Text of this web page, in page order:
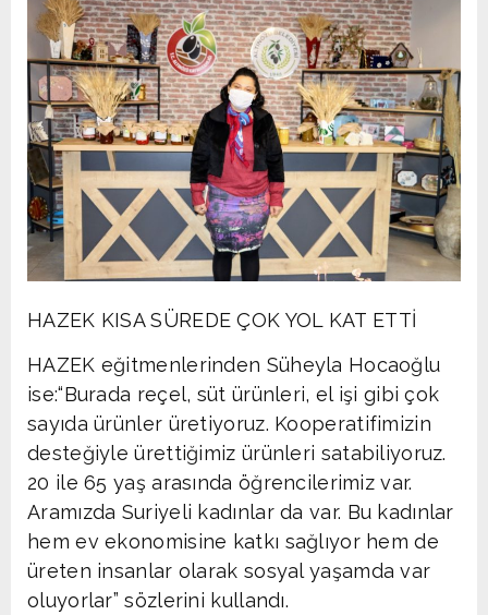
HAZEK KISA SÜREDE ÇOK YOL KAT ETTİ
HAZEK eğitmenlerinden Süheyla Hocaoğlu
ise:“Burada reçel, süt ürünleri, el işi gibi çok
sayıda ürünler üretiyoruz. Kooperatifimizin
desteğiyle ürettiğimiz ürünleri satabiliyoruz.
20 ile 65 yaş arasında öğrencilerimiz var.
Aramızda Suriyeli kadınlar da var. Bu kadınlar
hem ev ekonomisine katkı sağlıyor hem de
üreten insanlar olarak sosyal yaşamda var
oluyorlar” sözlerini kullandı.